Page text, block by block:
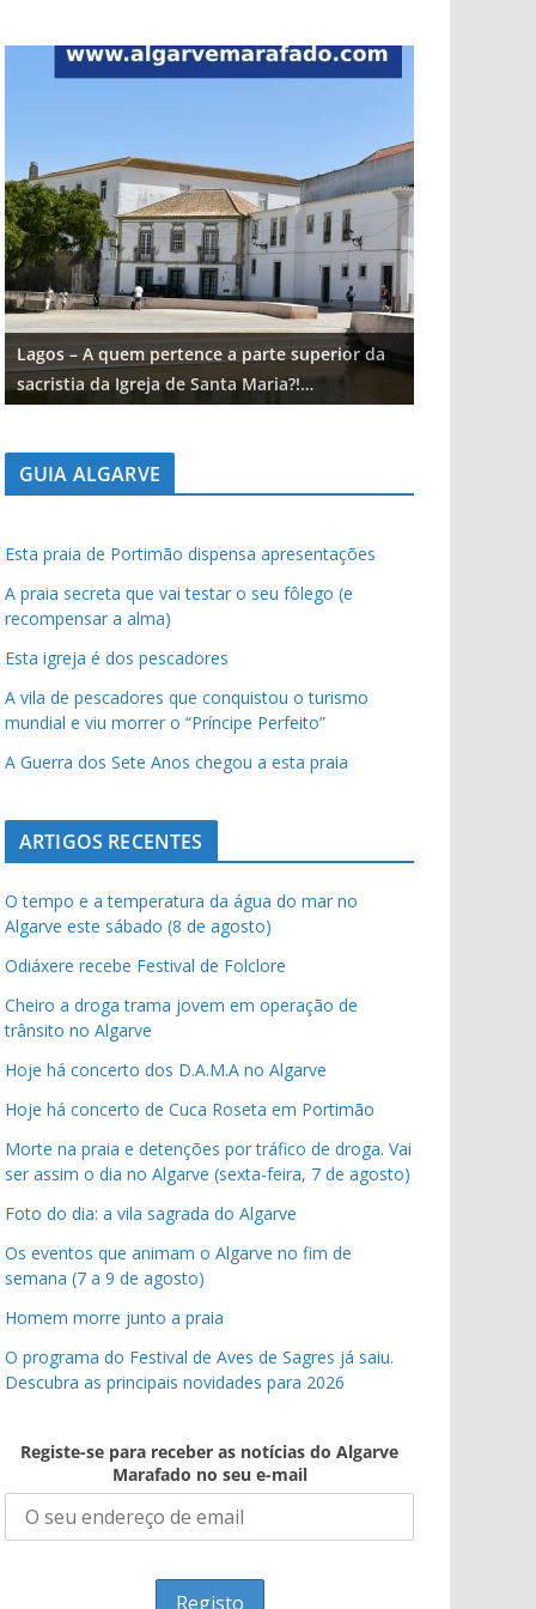
Lagos – A quem pertence a parte superior da
sacristia da Igreja de Santa Maria?!…
GUIA ALGARVE
Esta praia de Portimão dispensa apresentações
A praia secreta que vai testar o seu fôlego (e
recompensar a alma)
Esta igreja é dos pescadores
A vila de pescadores que conquistou o turismo
mundial e viu morrer o “Príncipe Perfeito”
A Guerra dos Sete Anos chegou a esta praia
ARTIGOS RECENTES
O tempo e a temperatura da água do mar no
Algarve este sábado (8 de agosto)
Odiáxere recebe Festival de Folclore
Cheiro a droga trama jovem em operação de
trânsito no Algarve
Hoje há concerto dos D.A.M.A no Algarve
Hoje há concerto de Cuca Roseta em Portimão
Morte na praia e detenções por tráfico de droga. Vai
ser assim o dia no Algarve (sexta-feira, 7 de agosto)
Foto do dia: a vila sagrada do Algarve
Os eventos que animam o Algarve no fim de
semana (7 a 9 de agosto)
Homem morre junto a praia
O programa do Festival de Aves de Sagres já saiu.
Descubra as principais novidades para 2026
Registe-se para receber as notícias do Algarve
Marafado no seu e-mail